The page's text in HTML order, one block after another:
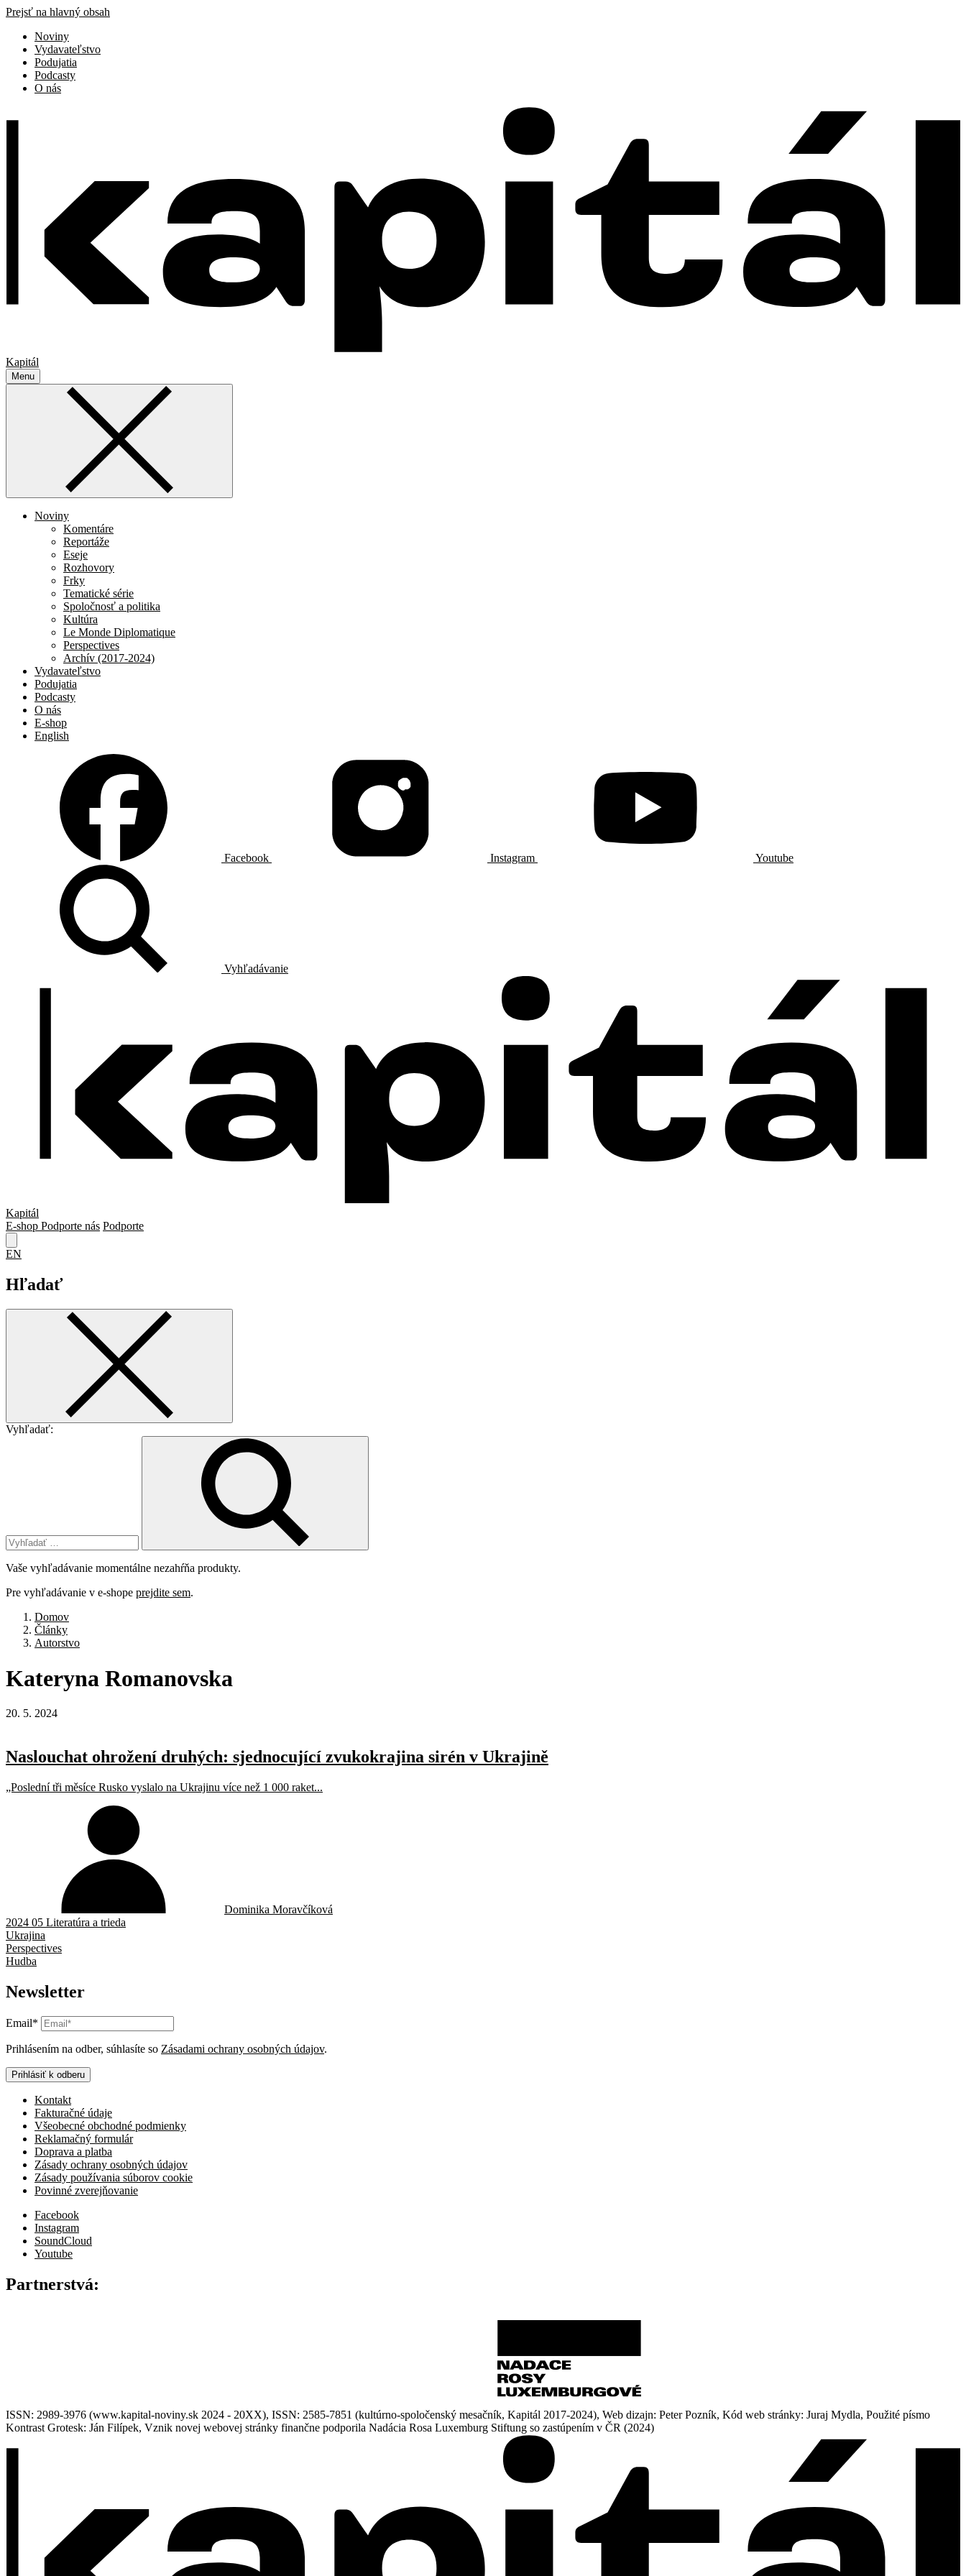
Prejsť na hlavný obsah
Noviny
Vydavateľstvo
Podujatia
Podcasty
O nás
Kapitál
Menu
Noviny
Komentáre
Reportáže
Eseje
Rozhovory
Frky
Tematické série
Spoločnosť a politika
Kultúra
Le Monde Diplomatique
Perspectives
Archív (2017-2024)
Vydavateľstvo
Podujatia
Podcasty
O nás
E-shop
English
Facebook Instagram Youtube
Vyhľadávanie
Kapitál
E-shop Podporte nás Podporte
EN
Hľadať
Vyhľadať:
Vaše vyhľadávanie momentálne nezahŕňa produkty.
Pre vyhľadávanie v e-shope prejdite sem.
Domov
Články
Autorstvo
Kateryna Romanovska
20. 5. 2024
Naslouchat ohrožení druhých: sjednocující zvukokrajina sirén v Ukrajině
„Poslední tři měsíce Rusko vyslalo na Ukrajinu více než 1 000 raket...
Dominika Moravčíková
2024 05 Literatúra a trieda
Ukrajina
Perspectives
Hudba
Newsletter
Email*
Prihlásením na odber, súhlasíte so Zásadami ochrany osobných údajov.
Prihlásiť k odberu
Kontakt
Fakturačné údaje
Všeobecné obchodné podmienky
Reklamačný formulár
Doprava a platba
Zásady ochrany osobných údajov
Zásady používania súborov cookie
Povinné zverejňovanie
Facebook
Instagram
SoundCloud
Youtube
Partnerstvá:
ISSN: 2989-3976 (www.kapital-noviny.sk 2024 - 20XX), ISSN: 2585-7851 (kultúrno-spoločenský mesačník, Kapitál 2017-2024), Web dizajn: Peter Pozník, Kód web stránky: Juraj Mydla, Použité písmo
Kontrast Grotesk: Ján Filípek, Vznik novej webovej stránky finančne podporila Nadácia Rosa Luxemburg Stiftung so zastúpením v ČR (2024)